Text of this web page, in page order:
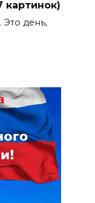
картинок)
Это день,